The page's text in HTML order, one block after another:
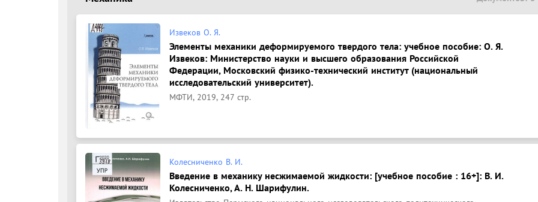
Извеков О. Я.
Элементы механики деформируемого твердого тела: учебное пособие: О. Я.
Извеков: Министерство науки и высшего образования Российской
Федерации, Московский физико-технический институт (национальный
исследовательский университет).
МФТИ, 2019, 247 стр.
Колесниченко В. И.
Введение в механику несжимаемой жидкости: [учебное пособие : 16+]: В. И.
Колесниченко, А. Н. Шарифулин.